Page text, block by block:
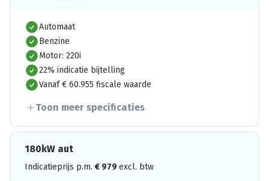
Automaat
Benzine
Motor: 220i
22% indicatie bijtelling
Vanaf € 60.955 fiscale waarde
Toon meer specificaties
180kW aut
Indicatieprijs p.m. € 979 excl. btw